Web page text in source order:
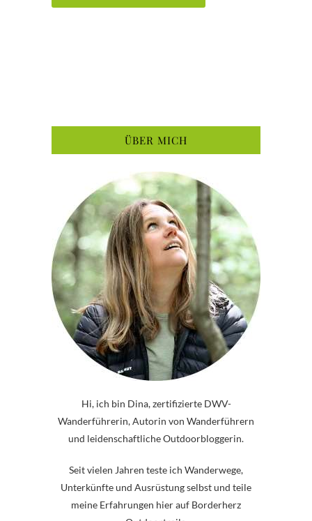
ÜBER MICH
Hi, ich bin Dina, zertifizierte DWV-
Wanderführerin, Autorin von Wanderführern
und leidenschaftliche Outdoorbloggerin.
Seit vielen Jahren teste ich Wanderwege,
Unterkünfte und Ausrüstung selbst und teile
meine Erfahrungen hier auf Borderherz